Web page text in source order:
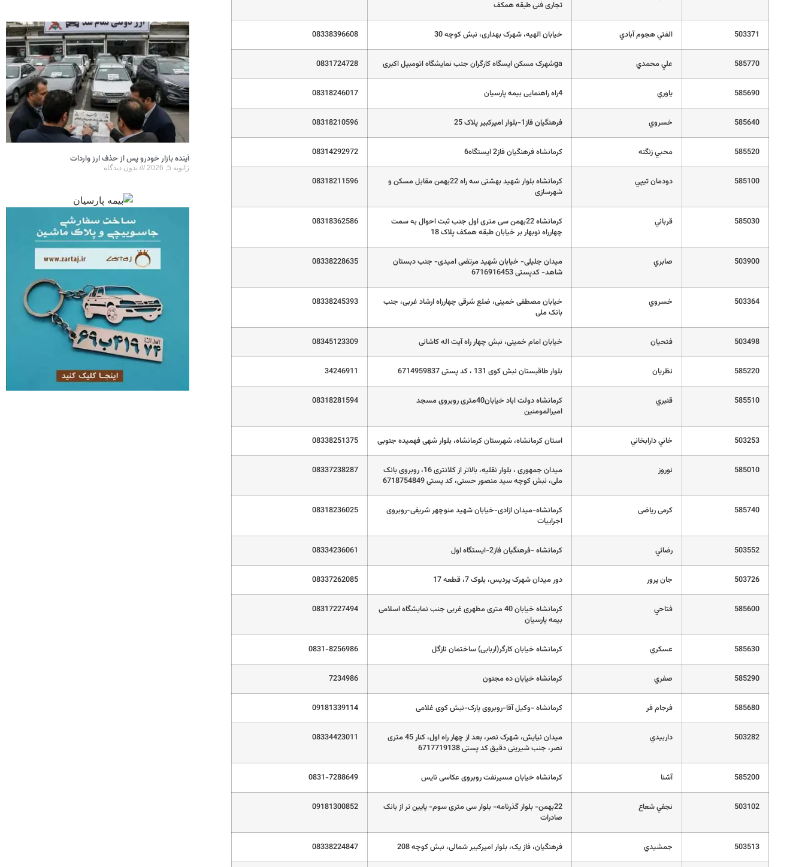
تجاری فنی طبقه همکف
503371 الفتي هجوم آبادي خیابان الهیه، شهرک بهداری، نبش کوچه 30 08338396608
585770 علي محمدي gaشهرک مسکن ایسگاه کارگران جنب نمایشگاه اتومبیل اکبری 0831724728
585690 ياوري 4راه راهنمایی بیمه پارسیان 08318246017
585640 خسروي فرهنگیان فاز1-بلوار امیرکبیر پلاک 25 08318210596
585520 محبي زنگنه کرمانشاه فرهنگیان فاز2 ایستگاه6 08314292972
585100 دودمان تيپي
کرمانشاه بلوار شهید بهشتی سه راه 22بهمن مقابل مسکن و
شهرسازی
08318211596
585030 قرباني
کرمانشاه 22بهمن سی متری اول جنب ثبت احوال به سمت
چهارراه نوبهار بر خیابان طبقه همکف پلاک 18
08318362586
503900 صابري
میدان جلیلی- خیابان شهید مرتضی امیدی- جنب دبستان
شاهد- کدپستی 6716916453
08338228635
503364 خسروي
خیابان مصطفی خمینی، ضلع شرقی چهارراه ارشاد غربی، جنب
بانک ملی
08338245393
503498 فتحيان خیابان امام خمینی، نبش چهار راه آیت اله کاشانی 08345123309
585220 نظريان بلوار طاقبستان نبش کوی 131 ، کد پستی 6714959837 34246911
585510 قنبري
کرمانشاه دولت اباد خیابان40متری روبروی مسجد
امیرالمومنین
08318281594
503253 خاني دارابخاني استان کرمانشاه، شهرستان کرمانشاه، بلوار شهی فهمیده جنوبی 08338251375
585010 نوروز
میدان جمهوری ، بلوار نقلیه، بالاتر از کلانتری 16، روبروی بانک
ملی، نبش کوچه سید منصور حسنی، کد پستی 6718754849
08337238287
585740 كرمی ریاضی
کرمانشاه-میدان ازادی-خیابان شهید منوچهر شریفی-روبروی
اجراییات
08318236025
503552 رضائي کرمانشاه -فرهنگیان فاز2-ایستگاه اول 08334236061
503726 جان پرور دور میدان شهرک پردیس، بلوک 7، قطعه 17 08337262085
585600 فتاحي
کرمانشاه خیابان 40 متری مطهری غربی جنب نمایشگاه اسلامی
بیمه پارسیان
08317227494
585630 عسكري کرمانشاه خیابان کارگر(اربابی) ساختمان نازگل 0831-8256986
585290 صفري کرمانشاه خیابان ده مجنون 7234986
585680 فرجام فر کرمانشاه -وکیل آقا-روبروی پارک-نبش کوی غلامی 09181339114
503282 داربيدي
میدان نیایش، شهرک نصر، بعد از چهار راه اول، کنار 45 متری
نصر، جنب شیرینی دقیق کد پستی 6717719138
08334423011
585200 آشنا کرمانشاه خیابان مسیرنفت روبروی عکاسی نایس 0831-7288649
503102 نجفي شعاع
22بهمن- بلوار گذرنامه- بلوار سی متری سوم- پایین تر از بانک
صادرات
09181300852
503513 جمشيدي فرهنگیان، فاز یک، بلوار امیرکبیر شمالی، نبش کوچه 208 08338224847
آینده بازار خودرو پس از حذف ارز واردات
ژانویه 5, 2026 بدون دیدگاه